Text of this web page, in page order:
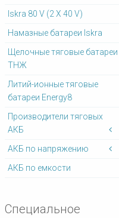
Iskra 80 V (2 X 40 V)
Намазные батареи Iskra
Щелочные тяговые батареи
ТНЖ
Литий-ионные тяговые
батареи Energy8
Производители тяговых
АКБ
АКБ по напряжению
АКБ по емкости
Специальное